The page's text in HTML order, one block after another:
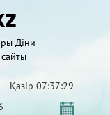
Діни
Қазір 07:37:29